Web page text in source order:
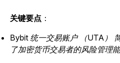
关键要点 ：
Bybit 统一交易账户 （UTA）
了加密货币交易者的风险管理能